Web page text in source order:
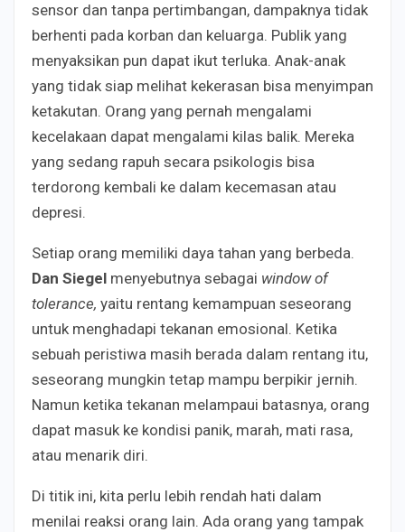
sensor dan tanpa pertimbangan, dampaknya tidak
berhenti pada korban dan keluarga. Publik yang
menyaksikan pun dapat ikut terluka. Anak-anak
yang tidak siap melihat kekerasan bisa menyimpan
ketakutan. Orang yang pernah mengalami
kecelakaan dapat mengalami kilas balik. Mereka
yang sedang rapuh secara psikologis bisa
terdorong kembali ke dalam kecemasan atau
depresi.
Setiap orang memiliki daya tahan yang berbeda.
Dan Siegel menyebutnya sebagai window of
tolerance, yaitu rentang kemampuan seseorang
untuk menghadapi tekanan emosional. Ketika
sebuah peristiwa masih berada dalam rentang itu,
seseorang mungkin tetap mampu berpikir jernih.
Namun ketika tekanan melampaui batasnya, orang
dapat masuk ke kondisi panik, marah, mati rasa,
atau menarik diri.
Di titik ini, kita perlu lebih rendah hati dalam
menilai reaksi orang lain. Ada orang yang tampak